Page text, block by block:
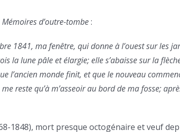
Mémoires d’outre-tombe:
1841, ma fenêtre, qui donne à l’ouest sur les
la lune pâle et élargie; elle s’abaisse sur la
l’ancien monde finit, et que le nouveau
reste qu’à m’asseoir au bord de ma fosse;
1848), mort presque octogénaire et veuf